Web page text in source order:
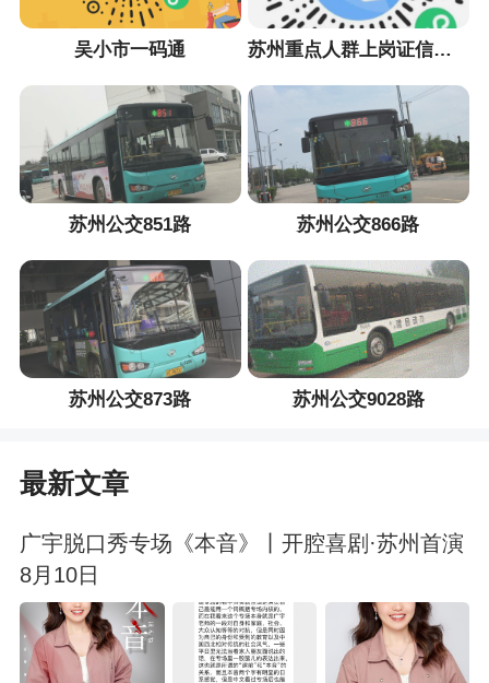
吴小市一码通 苏州重点人群上岗证信息采集小程序
苏州公交851路 苏州公交866路
苏州公交873路 苏州公交9028路
最新文章
广宇脱口秀专场《本音》丨开腔喜剧·苏州首演
8月10日